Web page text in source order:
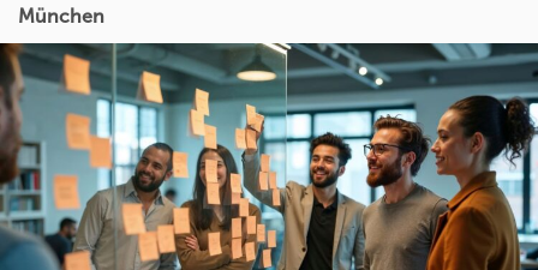
München